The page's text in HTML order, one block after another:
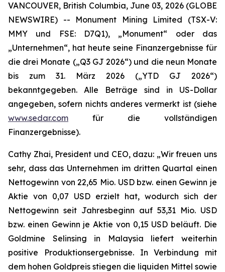
VANCOUVER, British Columbia, June 03, 2026 (GLOBE
NEWSWIRE) -- Monument Mining Limited (TSX-V:
MMY und FSE: D7Q1), „Monument“ oder das
„Unternehmen“, hat heute seine Finanzergebnisse für
die drei Monate („Q3 GJ 2026“) und die neun Monate
bis zum 31. März 2026 („YTD GJ 2026“)
bekanntgegeben. Alle Beträge sind in US-Dollar
angegeben, sofern nichts anderes vermerkt ist (siehe
www.sedar.com für die vollständigen
Finanzergebnisse).
Cathy Zhai, President und CEO, dazu: „Wir freuen uns
sehr, dass das Unternehmen im dritten Quartal einen
Nettogewinn von 22,65 Mio. USD bzw. einen Gewinn je
Aktie von 0,07 USD erzielt hat, wodurch sich der
Nettogewinn seit Jahresbeginn auf 53,31 Mio. USD
bzw. einen Gewinn je Aktie von 0,15 USD beläuft. Die
Goldmine Selinsing in Malaysia liefert weiterhin
positive Produktionsergebnisse. In Verbindung mit
dem hohen Goldpreis stiegen die liquiden Mittel sowie